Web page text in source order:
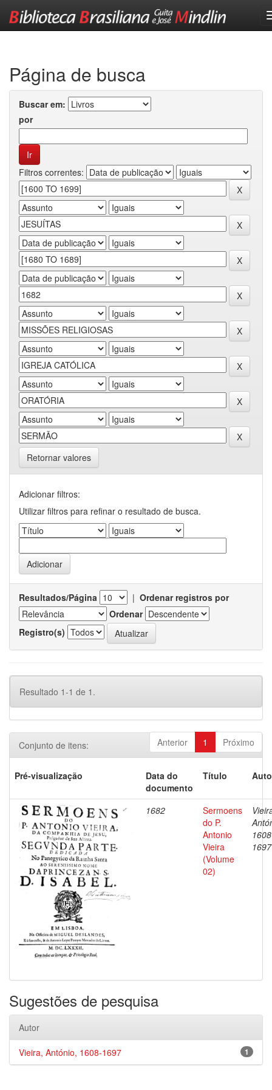
Página de busca
Buscar em:
por
Filtros correntes:
Retornar valores
Adicionar filtros:
Utilizar filtros para refinar o resultado de busca.
Resultados/Página | Ordenar registros por
Ordenar
Registro(s)
Resultado 1-1 de 1.
Anterior 1 Próximo
Conjunto de itens:
Pré-visualização
Data do
documento
Título
1682
Sermoens
do P.
Antonio
Vieira
(Volume
02)
1697
Sugestões de pesquisa
Autor
1
Vieira, António, 1608-1697